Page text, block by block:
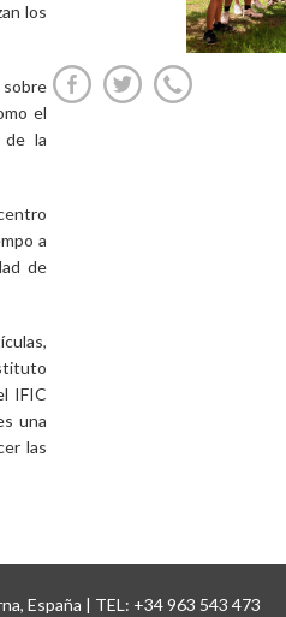
los
sobre
el
de la
a
de
IFIC
una
las
España | TEL: +34 963 543 473